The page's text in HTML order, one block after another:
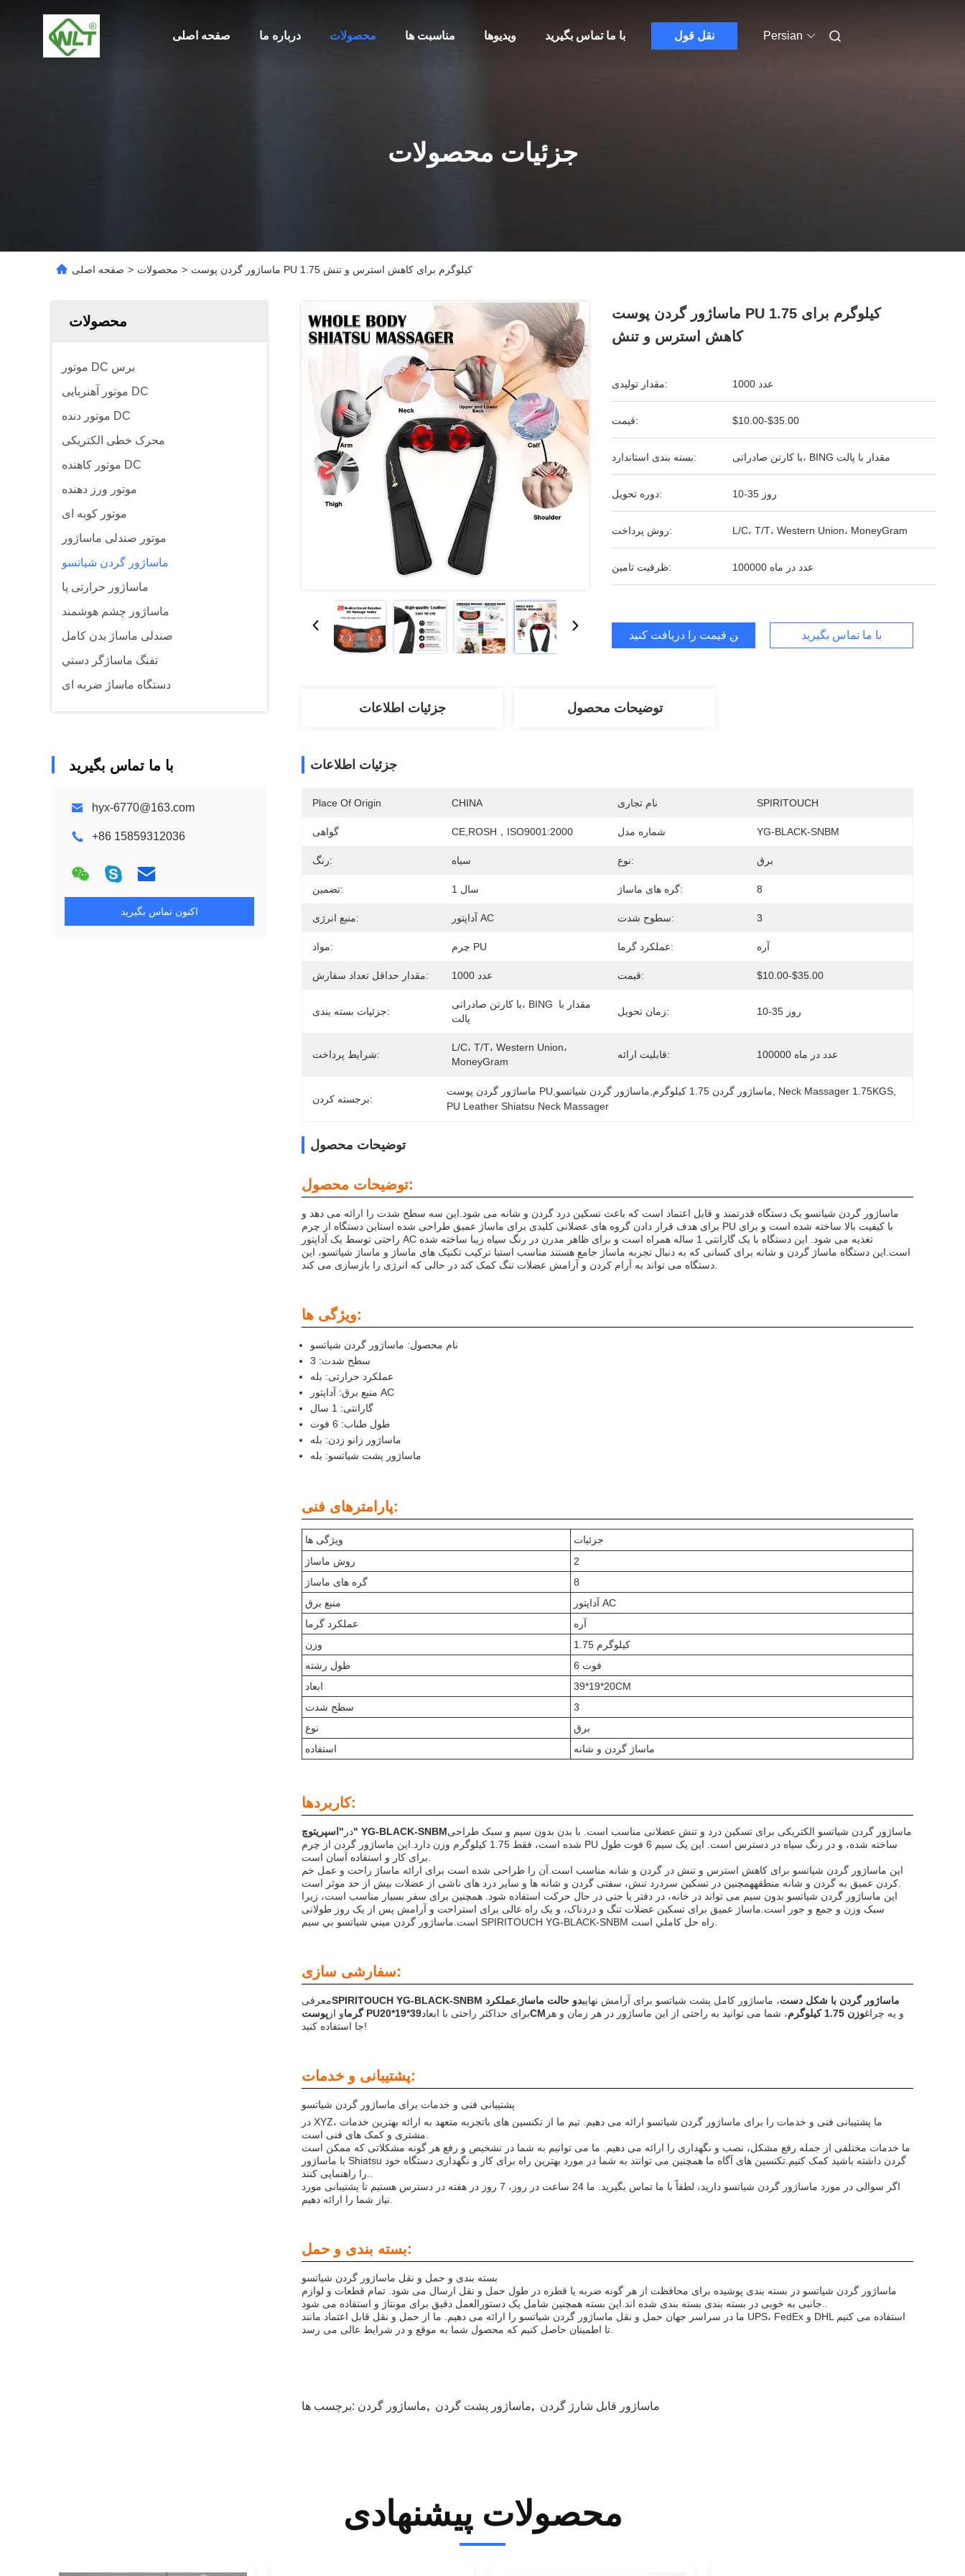
صفحه اصلی درباره ما محصولات مناسبت ها ویدیوها با ما تماس بگیرید نقل قول Persian
جزئیات محصولات
صفحه اصلی > محصولات > ماساژور گردن پوست PU 1.75 کیلوگرم برای کاهش استرس و تنش
محصولات
موتور DC برس
موتور آهنربایی DC
موتور دنده DC
محرک خطی الکتریکی
موتور کاهنده DC
موتور ورز دهنده
موتور کوبه ای
موتور صندلی ماساژور
ماساژور گردن شیاتسو
ماساژور حرارتی پا
ماساژور چشم هوشمند
صندلی ماساژ بدن کامل
تفنگ ماساژگر دستي
دستگاه ماساژ ضربه ای
با ما تماس بگیرید
hyx-6770@163.com
+86 15859312036
اکنون تماس بگیرید
ماساژور گردن پوست PU 1.75 کیلوگرم برای
کاهش استرس و تنش
مقدار تولیدی: 1000 عدد
قیمت: $10.00-$35.00
بسته بندی استاندارد: با کارتن صادراتی، BING مقدار با پالت
دوره تحویل: 10-35 روز
روش پرداخت: L/C، T/T، Western Union، MoneyGram
ظرفیت تامین: 100000 عدد در ماه
بهترین قیمت را دریافت کنید با ما تماس بگیرید
جزئیات اطلاعات توضیحات محصول
جزئیات اطلاعات
Place Of Origin CHINA نام تجاری SPIRITOUCH
گواهی CE,ROSH，ISO9001:2000 شماره مدل YG-BLACK-SNBM
رنگ: سیاه نوع: برق
تضمین: 1 سال گره های ماساژ: 8
منبع انرژی: آداپتور AC سطوح شدت: 3
مواد: چرم PU عملکرد گرما: آره
مقدار حداقل تعداد سفارش: 1000 عدد قیمت: $10.00-$35.00
جزئیات بسته بندی:
با کارتن صادراتی، BING مقدار با
پالت
زمان تحویل: 10-35 روز
شرایط پرداخت:
L/C، T/T، Western Union،
MoneyGram
قابلیت ارائه: 100000 عدد در ماه
برجسته کردن:
ماساژور گردن پوست PU,ماساژور گردن 1.75 کیلوگرم,ماساژور گردن شیاتسو Neck Massager 1.75KGS
PU Leather Shiatsu Neck Massager
توضیحات محصول
توضیحات محصول:
ماساژور گردن شیاتسو یک دستگاه قدرتمند و قابل اعتماد است که باعث تسکین درد گردن و شانه می شود.این سه سطح شدت را ارائه می دهد و
برای هدف قرار دادن گروه های عضلانی کلیدی برای ماساژ عمیق طراحی شده استاین دستگاه از چرم PU با کیفیت بالا ساخته شده است و برای
راحتی توسط یک آداپتور AC تغذیه می شود. این دستگاه با یک گارانتی 1 ساله همراه است و برای ظاهر مدرن در رنگ سیاه زیبا ساخته شده
است.این دستگاه ماساژ گردن و شانه برای کسانی که به دنبال تجربه ماساژ جامع هستند مناسب استبا ترکیب تکنیک های ماساژ و ماساژ شیاتسو، این
ویژگی ها:
نام محصول: ماساژور گردن شیاتسو
سطح شدت: 3
عملکرد حرارتی: بله
منبع برق: آداپتور AC
گارانتی: 1 سال
طول طناب: 6 فوت
ماساژور زانو زدن: بله
ماساژور پشت شیاتسو: بله
پارامترهای فنی:
ویژگی ها
جزئیات
روش ماساژ
2
گره های ماساژ
8
منبع برق
آداپتور AC
عملکرد گرما
آره
وزن
1.75 کیلوگرم
طول رشته
6 فوت
ابعاد
39*19*20CM
سطح شدت
3
نوع
برق
استفاده
ماساژ گردن و شانه
کاربردها:
در"اسپریتوچ" YG-BLACK-SNBMماساژور گردن شیاتسو الکتریکی برای تسکین درد و تنش عضلانی مناسب است. با بدن بدون سیم و سبک طراحی
شده است، فقط 1.75 کیلوگرم وزن دارد.اين ماساژور گردن از چرم PU ساخته شده، و در رنگ سیاه در دسترس است. این یک سیم 6 فوت طول
این ماساژور گردن شیاتسو برای کاهش استرس و تنش در گردن و شانه مناسب است.آن را طراحی شده است برای ارائه ماساژ راحت و عمل خم
این ماساژور گردن شیاتسو بدون سیم می تواند در خانه، در دفتر یا حتی در حال حرکت استفاده شود. همچنین برای سفر بسیار مناسب است، زیرا
سبک وزن و جمع و جور است.ماساژ عمیق برای تسکین عضلات تنگ و دردناک، و یک راه عالی برای استراحت و آرامش پس از یک روز طولانی
سفارشی سازی:
معرفی SPIRITOUCH YG-BLACK-SNBM ماساژور گردن با شکل دست، ماساژور کامل پشت شیاتسو برای آرامش نهاییدو حالت ماساژ عملکرد
گرماو از پوست PU برای حداکثر راحتی با ابعاد39*19*20CM و يه چراغوزن 1.75 کیلوگرم
، شما می توانید به راحتی از این ماساژور در هر زمان و هر
جا استفاده کنید!
پشتیبانی و خدمات:
پشتیبانی فنی و خدمات برای ماساژور گردن شیاتسو
در XYZ، ما پشتیبانی فنی و خدمات را برای ماساژور گردن شیاتسو ارائه می دهیم. تیم ما از تکنسین های باتجربه متعهد به ارائه بهترین خدمات
ما خدمات مختلفی از جمله رفع مشکل، نصب و نگهداری را ارائه می دهیم. ما می توانیم به شما در تشخیص و رفع هر گونه مشکلاتی که ممکن است
با ماساژور Shiatsu گردن داشته باشید کمک کنیم.تکنسین های آگاه ما همچنین می توانند به شما در مورد بهترین راه برای کار و نگهداری دستگاه خود
اگر سوالی در مورد ماساژور گردن شیاتسو دارید، لطفاً با ما تماس بگیرید. ما 24 ساعت در روز، 7 روز در هفته در دسترس هستیم تا پشتیبانی مورد
بسته بندی و حمل:
بسته بندی و حمل و نقل ماساژور گردن شیاتسو
ماساژور گردن شیاتسو در بسته بندی پوشیده برای محافظت از هر گونه ضربه یا قطره در طول حمل و نقل ارسال می شود. تمام قطعات و لوازم
ما در سراسر جهان حمل و نقل ماساژور گردن شیاتسو را ارائه می دهیم. ما از حمل و نقل قابل اعتماد مانند UPS، FedEx و DHL استفاده می کنیم
برچسب ها: ماساژور گردن, ماساژور پشت گردن, ماساژور قابل شارژ گردن
محصولات پیشنهادی